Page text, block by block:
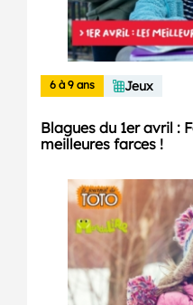
6 à 9 ans Jeux
Blagues du 1er avril :
meilleures farces !